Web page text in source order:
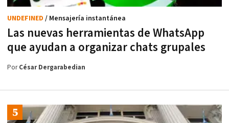
Las nuevas herramientas de WhatsApp
que ayudan a organizar chats grupales
UNDEFINED / Mensajería instantánea
PorCésar Dergarabedian